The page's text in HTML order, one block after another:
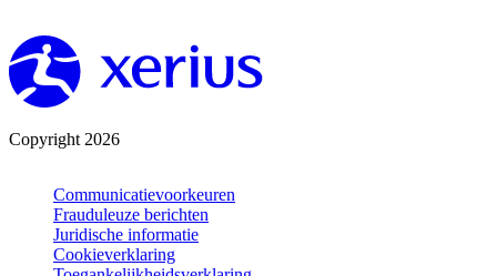
Copyright 2026
Communicatievoorkeuren
Frauduleuze berichten
Juridische informatie
Cookieverklaring